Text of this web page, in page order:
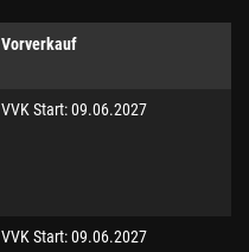
Vorverkauf
VVK Start: 09.06.2027
VVK Start: 09.06.2027